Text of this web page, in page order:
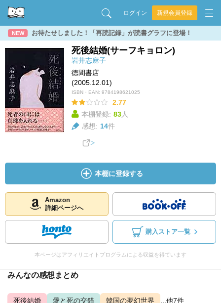
ログイン 新規会員登録
NEW お待たせしました！「再読記録」が読書グラフに登場！
死後結婚(サーフキョロン)
岩井志麻子
徳間書店
(2005.12.01)
ISBN・EAN: 9784198621025
2.77
本棚登録: 83人
感想: 14件
本棚に登録する
Amazon
詳細ページへ
購入ストア一覧
本ページはアフィリエイトプログラムによる収益を得ています
みんなの感想まとめ
死後結婚 愛と死の交錯 韓国の夢幻世界 ...他7件